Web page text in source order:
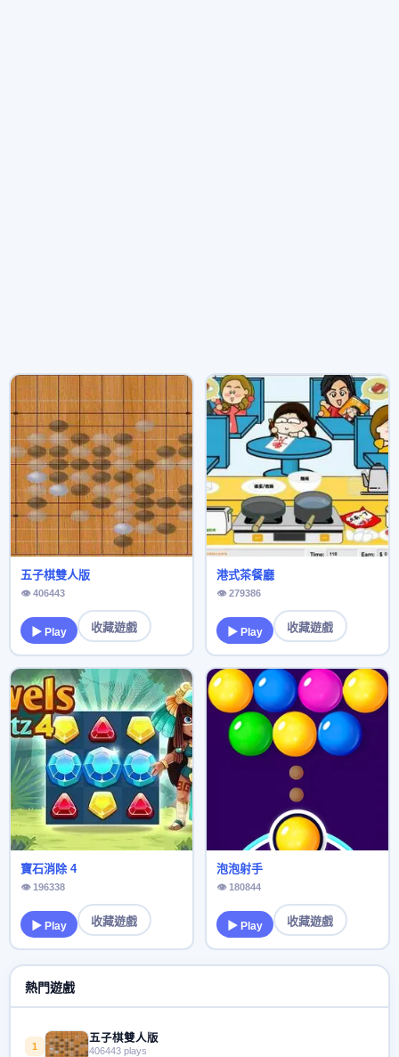
五子棋雙人版
👁 406443
▶ Play 收藏遊戲
港式茶餐廳
👁 279386
▶ Play 收藏遊戲
寶石消除 4
👁 196338
▶ Play 收藏遊戲
泡泡射手
👁 180844
▶ Play 收藏遊戲
熱門遊戲
1
五子棋雙人版
406443 plays